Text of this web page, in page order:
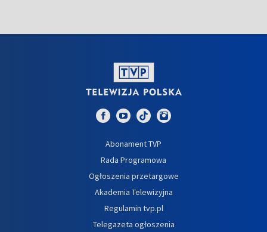
Abonament TVP
Rada Programowa
Ogłoszenia przetargowe
Akademia Telewizyjna
Regulamin tvp.pl
Telegazeta ogłoszenia